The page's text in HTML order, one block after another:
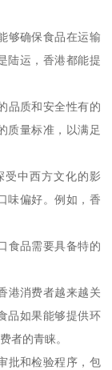
够确保食品在运输
陆运，香港都能提
品质和安全性有的
质量标准，以满足
受中西方文化的影
味偏好。例如，香
食品需要具备特的
港消费者越来越关
品如果能够提供环
者的青睐。
批和检验程序，包